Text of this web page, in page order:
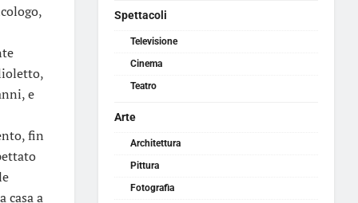
e
fin
casa a
Spettacoli
Televisione
Cinema
Teatro
Arte
Architettura
Pittura
Fotografia